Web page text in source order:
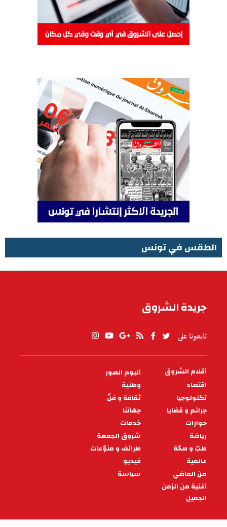
الطقس في تونس
جريدة الشروق
تابعونا على
PIED
DE
PAGE
أقلام الشروق
ألبوم الصور
اقتصاد
وطنية
تكنولوجيا
ثقافة و فنّ
جرائم و قضايا
جهاتنا
حوارات
خدمات
رياضة
شروق الجمعة
طبّ و صحّة
طرائف و منوّعات
عالمية
فيديو
من الماضي
سياسة
أغنية من الزمن
الجميل